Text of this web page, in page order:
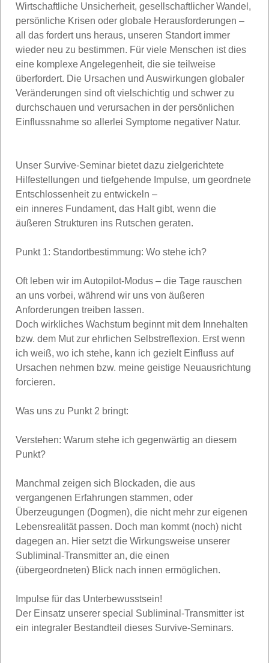
Wirtschaftliche Unsicherheit, gesellschaftlicher Wandel,
persönliche Krisen oder globale Herausforderungen –
all das fordert uns heraus, unseren Standort immer
wieder neu zu bestimmen. Für viele Menschen ist dies
eine komplexe Angelegenheit, die sie teilweise
überfordert. Die Ursachen und Auswirkungen globaler
Veränderungen sind oft vielschichtig und schwer zu
durchschauen und verursachen in der persönlichen
Einflussnahme so allerlei Symptome negativer Natur.
Unser Survive-Seminar bietet dazu zielgerichtete
Hilfestellungen und tiefgehende Impulse, um geordnete
Entschlossenheit zu entwickeln –
ein inneres Fundament, das Halt gibt, wenn die
äußeren Strukturen ins Rutschen geraten.
Punkt 1: Standortbestimmung: Wo stehe ich?
Oft leben wir im Autopilot-Modus – die Tage rauschen
an uns vorbei, während wir uns von äußeren
Anforderungen treiben lassen.
Doch wirkliches Wachstum beginnt mit dem Innehalten
bzw. dem Mut zur ehrlichen Selbstreflexion. Erst wenn
ich weiß, wo ich stehe, kann ich gezielt Einfluss auf
Ursachen nehmen bzw. meine geistige Neuausrichtung
forcieren.
Was uns zu Punkt 2 bringt:
Verstehen: Warum stehe ich gegenwärtig an diesem
Punkt?
Manchmal zeigen sich Blockaden, die aus
vergangenen Erfahrungen stammen, oder
Überzeugungen (Dogmen), die nicht mehr zur eigenen
Lebensrealität passen. Doch man kommt (noch) nicht
dagegen an. Hier setzt die Wirkungsweise unserer
Subliminal-Transmitter an, die einen
(übergeordneten) Blick nach innen ermöglichen.
Impulse für das Unterbewusstsein!
Der Einsatz unserer special Subliminal-Transmitter ist
ein integraler Bestandteil dieses Survive-Seminars.